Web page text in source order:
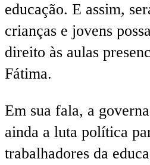
educação. E assim,
crianças e jovens
direito às aulas
Fátima.
Em sua fala, a
ainda a luta política
trabalhadores da